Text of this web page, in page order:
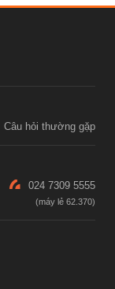
Câu hỏi thường gặp
024 7309 5555